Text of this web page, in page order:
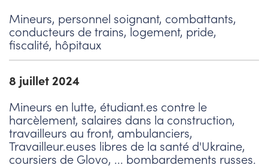
Mineurs, personnel soignant, combattants,
conducteurs de trains, logement, pride,
fiscalité, hôpitaux
8 juillet 2024
Mineurs en lutte, étudiant.es contre le
harcèlement, salaires dans la construction,
travailleurs au front, ambulanciers,
Travailleur.euses libres de la santé d'Ukraine,
coursiers de Glovo, ... bombardements russes.